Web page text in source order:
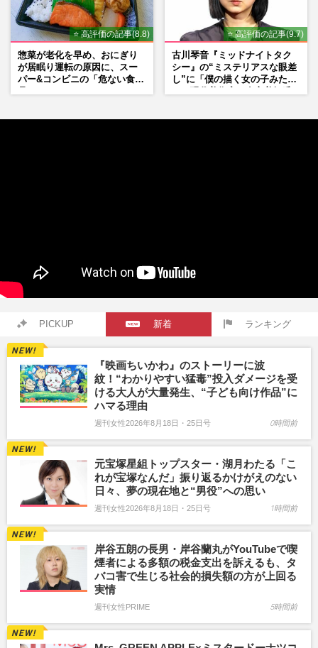
⭐ 高評価の記事(8.8)
惣菜が老化を早め、おにぎり
が居眠り運転の原因に、スー
パー&コンビニの「危ない食
⭐ 高評価の記事(9.7)
古川琴音『ミッドナイトタク
シー』の“ミステリアスな眼差
し”に「僕の描く女の子みた
PICKUP 新着 ランキング
『映画ちいかわ』のストーリーに波
紋！“わかりやすい猛毒”投入ダメージを受
ける大人が大量発生、“子ども向け作品”に
ハマる理由
週刊女性2026年8月18日・25日号 0時間前
元宝塚星組トップスター・湖月わたる「こ
れが宝塚なんだ」振り返るかけがえのない
日々、夢の現在地と“男役”への思い
週刊女性2026年8月18日・25日号 1時間前
岸谷五朗の長男・岸谷蘭丸がYouTubeで喫
煙者による多額の税金支出を訴えるも、タ
バコ害で生じる社会的損失額の方が上回る
実情
週刊女性PRIME 5時間前